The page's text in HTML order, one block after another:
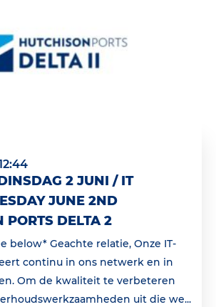
2 JUNI / IT
JUNE 2ND
PORTS DELTA 2
below* Geachte relatie, Onze IT-
continu in ons netwerk en in
Om de kwaliteit te verbeteren
uit die we...